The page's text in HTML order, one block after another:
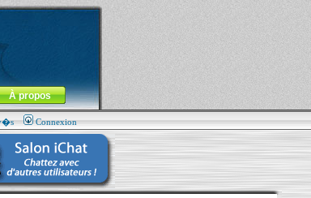
À propos
Connexion